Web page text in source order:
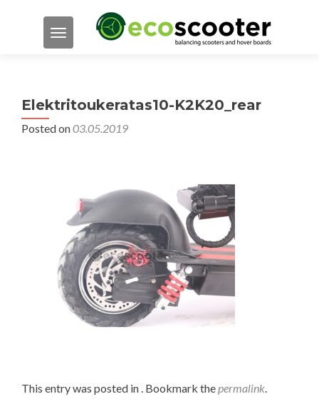
TOGGLE NAVIGATION
Elektritoukeratas10-K2K20_rear
Posted on03.05.2019
This entry was posted in . Bookmark thepermalink.